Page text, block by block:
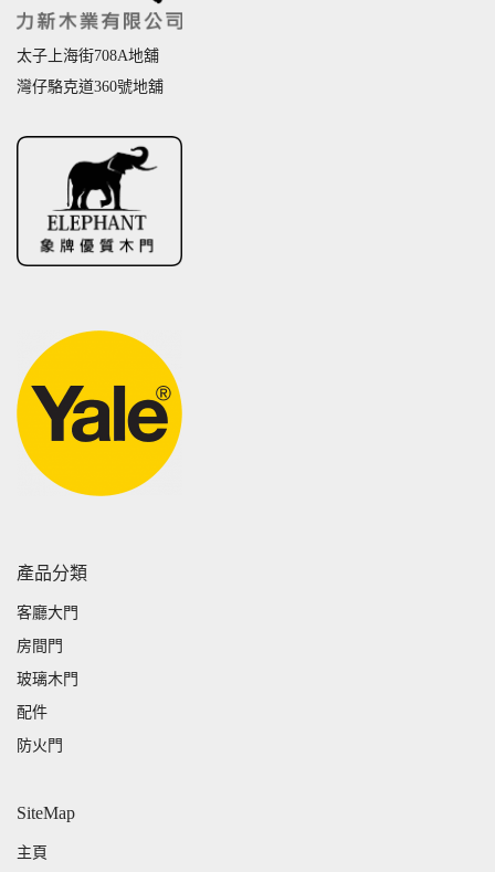
太子上海街708A地舖
灣仔駱克道360號地舖
產品分類
客廳大門
房間門
玻璃木門
配件
防火門
SiteMap
主頁